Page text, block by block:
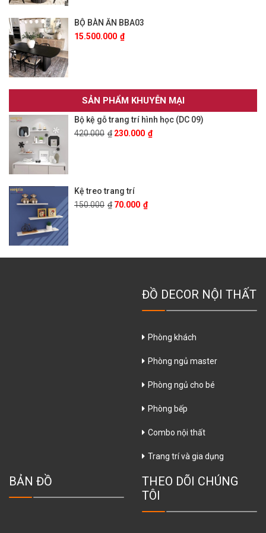
BỘ BÀN ĂN BBA03
15.500.000 ₫
SẢN PHẨM KHUYỄN MẠI
Bộ kệ gỗ trang trí hình học (DC 09)
420.000 ₫ 230.000 ₫
Kệ treo trang trí
150.000 ₫ 70.000 ₫
ĐỒ DECOR NỘI THẤT
Phòng khách
Phòng ngủ master
Phòng ngủ cho bé
Phòng bếp
Combo nội thất
Trang trí và gia dụng
BẢN ĐỒ
THEO DÕI CHÚNG
TÔI